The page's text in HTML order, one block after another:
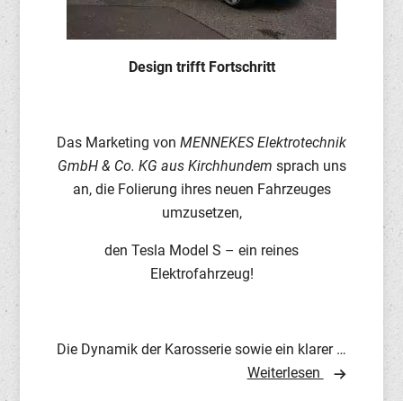
Design trifft Fortschritt
Das Marketing von MENNEKES Elektrotechnik
GmbH & Co. KG aus Kirchhundem sprach uns
an, die Folierung ihres neuen Fahrzeuges
umzusetzen,
den Tesla Model S – ein reines
Elektrofahrzeug!
Die Dynamik der Karosserie sowie ein klarer …
Weiterlesen